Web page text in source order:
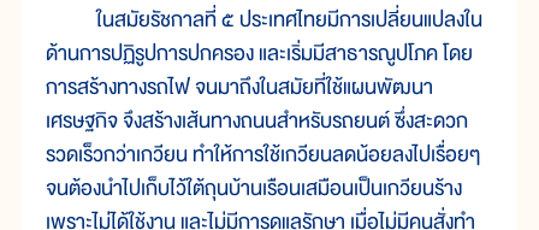
ในสมัยรัชกาลที่ ๕ ประเทศไทยมีการเปลี่ยนแปลงใน
ด้านการปฏิรูปการปกครอง และเริ่มมีสาธารณูปโภค โดย
การสร้างทางรถไฟ จนมาถึงในสมัยที่ใช้แผนพัฒนา
เศรษฐกิจ จึงสร้างเส้นทางถนนสำหรับรถยนต์ ซึ่งสะดวก
รวดเร็วกว่าเกวียน ทำให้การใช้เกวียนลดน้อยลงไปเรื่อยๆ
จนต้องนำไปเก็บไว้ใต้ถุนบ้านเรือนเสมือนเป็นเกวียนร้าง
เพราะไม่ได้ใช้งาน และไม่มีการดูแลรักษา เมื่อไม่มีคนสั่งทำ